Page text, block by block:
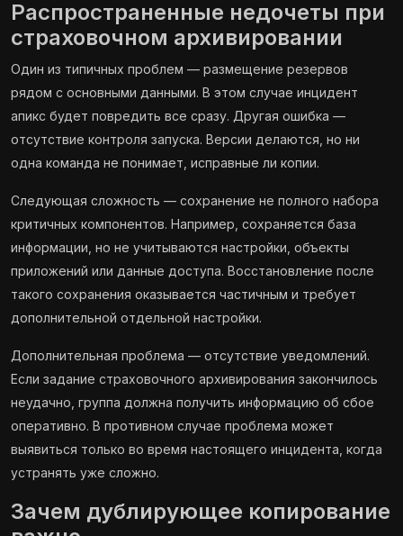
Распространенные недочеты при
страховочном архивировании
Один из типичных проблем — размещение резервов
рядом с основными данными. В этом случае инцидент
апикс будет повредить все сразу. Другая ошибка —
отсутствие контроля запуска. Версии делаются, но ни
одна команда не понимает, исправные ли копии.
Следующая сложность — сохранение не полного набора
критичных компонентов. Например, сохраняется база
информации, но не учитываются настройки, объекты
приложений или данные доступа. Восстановление после
такого сохранения оказывается частичным и требует
дополнительной отдельной настройки.
Дополнительная проблема — отсутствие уведомлений.
Если задание страховочного архивирования закончилось
неудачно, группа должна получить информацию об сбое
оперативно. В противном случае проблема может
выявиться только во время настоящего инцидента, когда
устранять уже сложно.
Зачем дублирующее копирование